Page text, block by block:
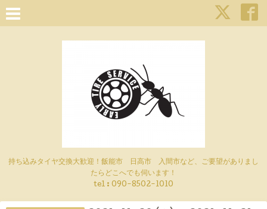
持ち込みタイヤ交換大歓迎！飯能市 日高市 入間市など、ご要望がありまし
たらどこへでも伺います！
tel : 090-8502-1010